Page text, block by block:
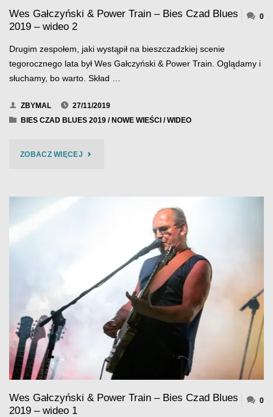
–
3"
Wes Gałczyński & Power Train – Bies Czad Blues
2019 – wideo 2
0
Drugim zespołem, jaki wystąpił na bieszczadzkiej scenie
tegorocznego lata był Wes Gałczyński & Power Train. Oglądamy i
słuchamy, bo warto. Skład …
ZBYMAL
27/11/2019
BIES CZAD BLUES 2019/ NOWE WIEŚCI /WIDEO
ZOBACZ WIĘCEJ"WES
BIES
CZAD
2019
–
Wes Gałczyński & Power Train – Bies Czad Blues
2019 – wideo 1
0